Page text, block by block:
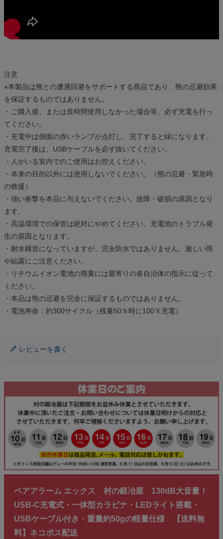
注意
※本製品は熊との遭遇回避をサポートする商品であり、熊の忌避効果
を保証するものではありません。
・ご購入後、または長時間使用しなかった場合等、必ず充電を行っ
てください。
・充電中は側面の赤いランプが点灯し、完了すると緑になります。
充電完了後は、USBケーブルを必ず抜いてください。
・人がいる室内でのご使用はお控えください。
・本来の目的以外には使用しないでください。（熊の忌避・緊急時
の救援）
・強い衝撃を本品に与えないでください。故障・破損の原因となり
ます。
・高温環境での保管は絶対にやめてください。充電池のトラブル発
生の原因となります。
・耐水構造になっていますが、完全防水ではありません。激しい雨
や結露にご注意ください。
・リチウムイオン電池の廃棄には最寄りの各自治体の指示に従って
ください。
・本品は熊の忌避を完全に保証するものではありません。
・電池寿命：約300サイクル（残量50％時に100％充電）
レビューを書く
ベアアラーム エックス 村の鍛冶屋 130dB大音量！
USB-C充電式・一体型カラビナ・LEDライト搭載・
USBケーブル付き・重量約50gの軽量仕様 【送料無
料】ネコポス配送